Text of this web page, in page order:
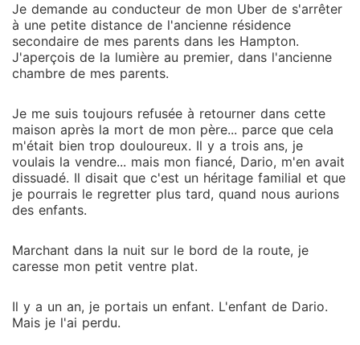
première vie, j'ai tout perdu. Mon héritage, la
compagnie que mon père avait mis des années à
construire... et même tous mes rêves se sont envolés
en fumée! Tout ça pour quoi? À cause d'une
méritait pas que je lui sacrifie toute ma vie. Je le
découvris à mes dépens, le jour de ma mort! Ce n'est
que dans mes derniers instants de vie que j'ai réalisé
qu'un seul homme m'avait réellement aimée... au point
de se sacrifier pour tenter de sauver ma vie, se jetant
dans les flammes! Ses yeux bleu gris acier et
cet édifice en feu s'est effondré sur nous, me
hanteront toujours. Damien Lockwood, si nous nous
cette fois de t'aimer et de te chérir jusqu'à la fin de
mes jours! Mais... qui aurait dit que la vie m'offrirait
Je demande au conducteur de mon Uber de s'arrêter
à une petite distance de l'ancienne résidence
secondaire de mes parents dans les Hampton.
J'aperçois de la lumière au premier, dans l'ancienne
chambre de mes parents.
Je me suis toujours refusée à retourner dans cette
maison après la mort de mon père... parce que cela
m'était bien trop douloureux. Il y a trois ans, je
voulais la vendre... mais mon fiancé, Dario, m'en avait
dissuadé. Il disait que c'est un héritage familial et que
je pourrais le regretter plus tard, quand nous aurions
des enfants.
Marchant dans la nuit sur le bord de la route, je
caresse mon petit ventre plat.
Il y a un an, je portais un enfant. L'enfant de Dario.
Mais je l'ai perdu.